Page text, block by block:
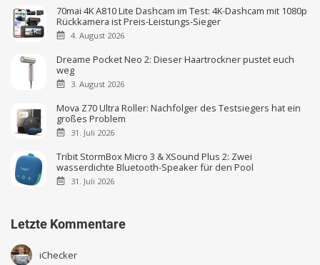
70mai 4K A810 Lite Dashcam im Test: 4K-Dashcam mit 1080p
Rückkamera ist Preis-Leistungs-Sieger
4. August 2026
Dreame Pocket Neo 2: Dieser Haartrockner pustet euch
weg
3. August 2026
Mova Z70 Ultra Roller: Nachfolger des Testsiegers hat ein
großes Problem
31. Juli 2026
Tribit StormBox Micro 3 & XSound Plus 2: Zwei
wasserdichte Bluetooth-Speaker für den Pool
31. Juli 2026
Letzte Kommentare
iChecker